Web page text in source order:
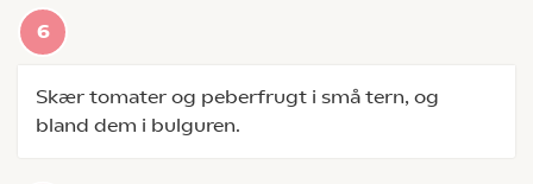
Skær tomater og peberfrugt i små tern, og
bland dem i bulguren.